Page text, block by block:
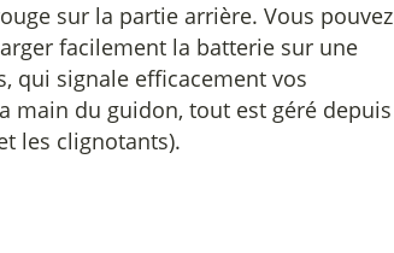
sur la partie arrière. Vous pouvez
facilement la batterie sur une
qui signale efficacement vos
main du guidon, tout est géré depuis
les clignotants).